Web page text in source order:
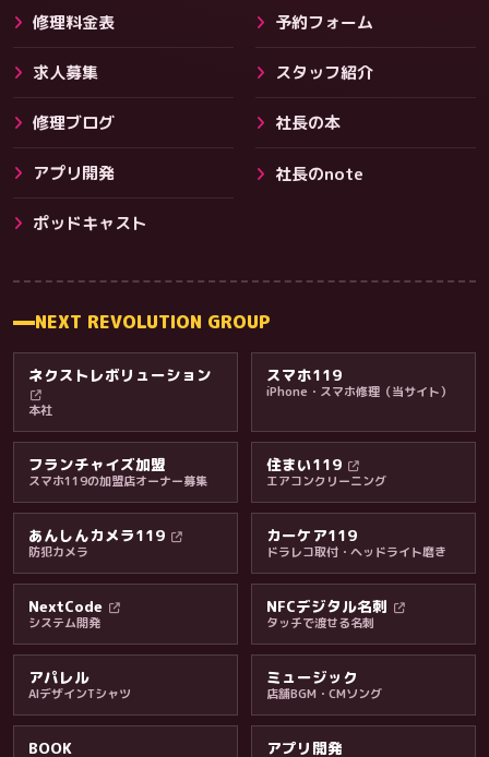
その他サービス
料金・保証・ご案内
修理料金表 予約フォーム
求人募集 スタッフ紹介
修理ブログ 社長の本
アプリ開発 社長のnote
ポッドキャスト
NEXT REVOLUTION GROUP
ネクストレボリューション
本社
スマホ119
iPhone・スマホ修理（当サイト）
フランチャイズ加盟
スマホ119の加盟店オーナー募集
住まい119
エアコンクリーニング
あんしんカメラ119
防犯カメラ
カーケア119
ドラレコ取付・ヘッドライト磨き
NextCode
システム開発
NFCデジタル名刺
タッチで渡せる名刺
アパレル
AIデザインTシャツ
ミュージック
店舗BGM・CMソング
BOOK アプリ開発